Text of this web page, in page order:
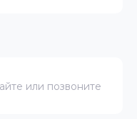
или позвоните